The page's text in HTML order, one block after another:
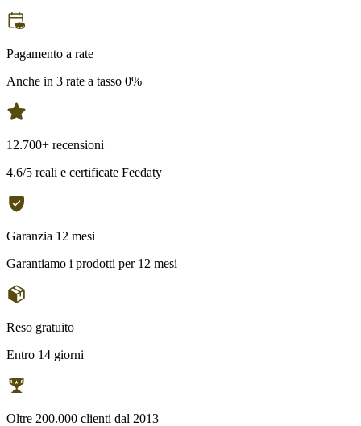
Pagamento a rate
Anche in 3 rate a tasso 0%
12.700+ recensioni
4.6/5 reali e certificate Feedaty
Garanzia 12 mesi
Garantiamo i prodotti per 12 mesi
Reso gratuito
Entro 14 giorni
Oltre 200.000 clienti dal 2013